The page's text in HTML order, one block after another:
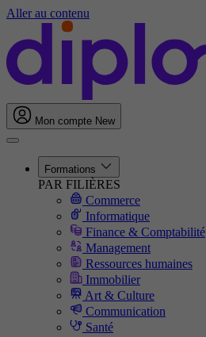
Aller au contenu
Mon compte New
Formations
PAR FILIÈRES
Commerce
Informatique
Finance & Comptabilité
Management
Ressources humaines
Immobilier
Art & Culture
Communication
Santé